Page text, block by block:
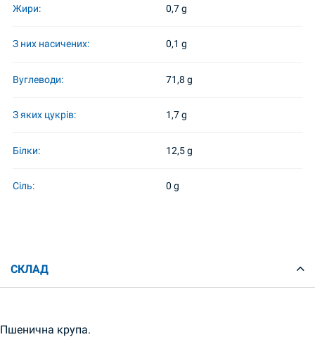
Жири: 0,7 g
З них насичених: 0,1 g
Вуглеводи: 71,8 g
З яких цукрів: 1,7 g
Білки: 12,5 g
Сіль: 0 g
СКЛАД
Пшенична крупа.